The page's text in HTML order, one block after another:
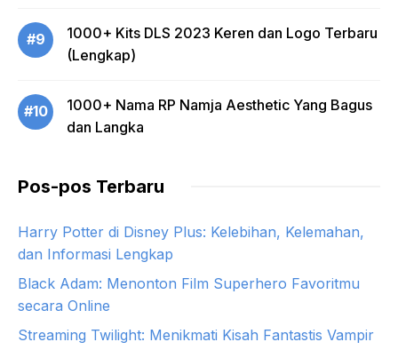
#9
1000+ Kits DLS 2023 Keren dan Logo Terbaru
(Lengkap)
#10
1000+ Nama RP Namja Aesthetic Yang Bagus
dan Langka
Pos-pos Terbaru
Harry Potter di Disney Plus: Kelebihan, Kelemahan,
dan Informasi Lengkap
Black Adam: Menonton Film Superhero Favoritmu
secara Online
Streaming Twilight: Menikmati Kisah Fantastis Vampir